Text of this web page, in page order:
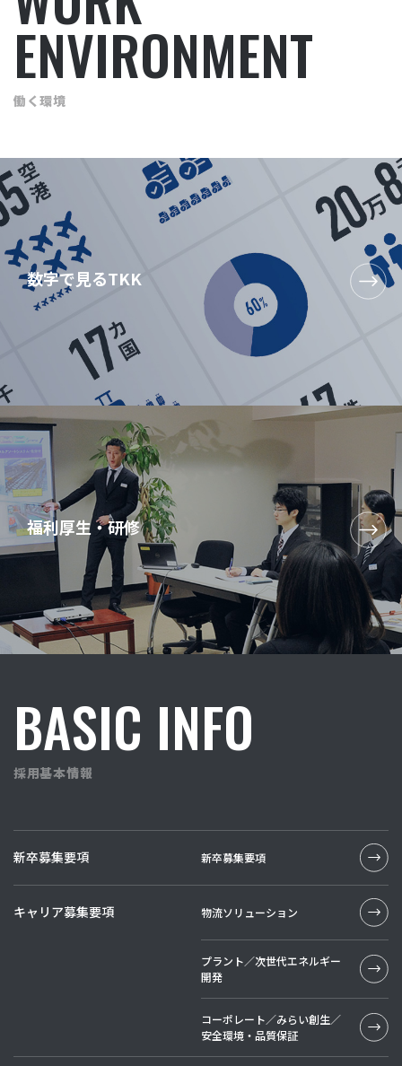
ENVIRONMENT
働く環境
数字で見るTKK
福利厚生・研修
BASIC INFO
採用基本情報
新卒募集要項 新卒募集要項
キャリア募集要項 物流ソリューション
プラント／次世代エネルギー
開発
コーポレート／みらい創生／
安全環境・品質保証